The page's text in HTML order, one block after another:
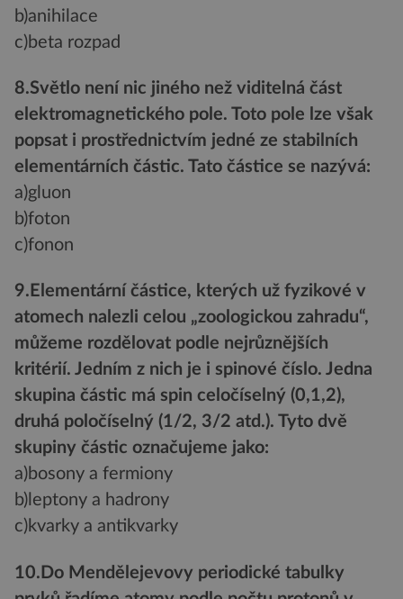
b)anihilace
c)beta rozpad
8.Světlo není nic jiného než viditelná část
elektromagnetického pole. Toto pole lze však
popsat i prostřednictvím jedné ze stabilních
elementárních částic. Tato částice se nazývá:
a)gluon
b)foton
c)fonon
9.Elementární částice, kterých už fyzikové v
atomech nalezli celou „zoologickou zahradu“,
můžeme rozdělovat podle nejrůznějších
kritérií. Jedním z nich je i spinové číslo. Jedna
skupina částic má spin celočíselný (0,1,2),
druhá poločíselný (1/2, 3/2 atd.). Tyto dvě
skupiny částic označujeme jako:
a)bosony a fermiony
b)leptony a hadrony
c)kvarky a antikvarky
10.Do Mendělejevovy periodické tabulky